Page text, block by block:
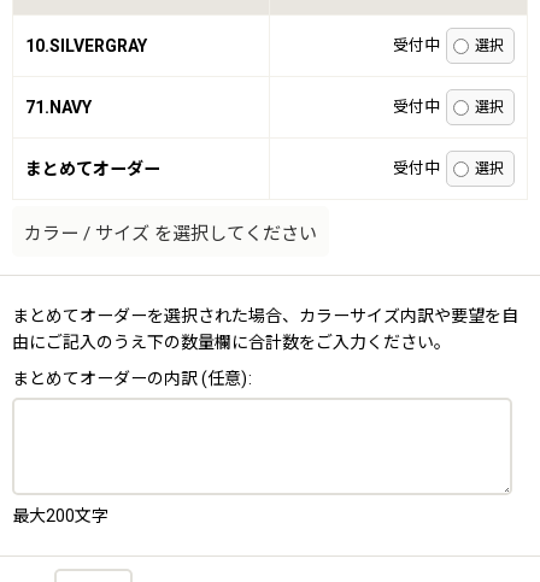
10.SILVERGRAY 受付中
71.NAVY 受付中
まとめてオーダー 受付中
カラー / サイズ を選択してください
まとめてオーダーを選択された場合、カラーサイズ内訳や要望を自
由にご記入のうえ下の数量欄に合計数をご入力ください。
まとめてオーダーの内訳 (任意):
最大200文字